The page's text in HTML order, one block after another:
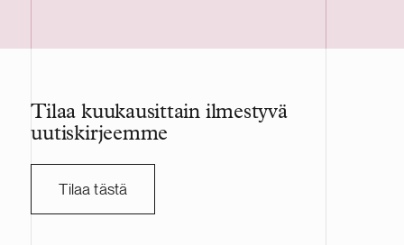
akkuvarastojärjestelmien kehittäjä.
Tilaa kuukausittain ilmestyvä
uutiskirjeemme
Tilaa tästä